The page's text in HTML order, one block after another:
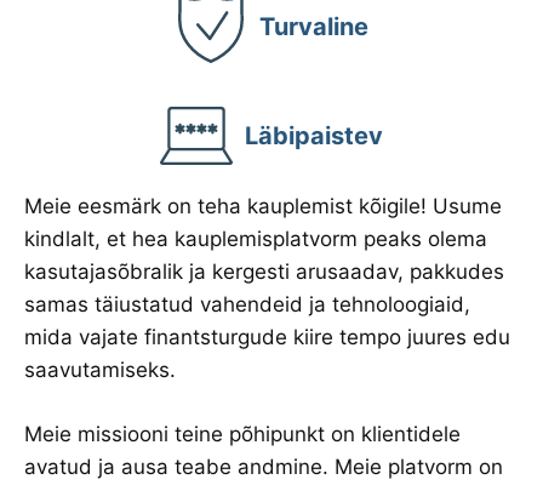
Turvaline
Läbipaistev
Meie eesmärk on teha kauplemist kõigile! Usume
kindlalt, et hea kauplemisplatvorm peaks olema
kasutajasõbralik ja kergesti arusaadav, pakkudes
samas täiustatud vahendeid ja tehnoloogiaid,
mida vajate finantsturgude kiire tempo juures edu
saavutamiseks.
Meie missiooni teine põhipunkt on klientidele
avatud ja ausa teabe andmine. Meie platvorm on